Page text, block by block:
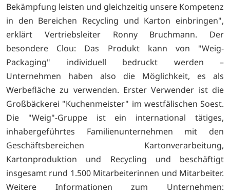
Bekämpfung leisten und gleichzeitig unsere Kompetenz
in den Bereichen Recycling und Karton einbringen",
erklärt Vertriebsleiter Ronny Bruchmann. Der
besondere Clou: Das Produkt kann von "Weig-
Packaging" individuell bedruckt werden –
Unternehmen haben also die Möglichkeit, es als
Werbefläche zu verwenden. Erster Verwender ist die
Großbäckerei "Kuchenmeister" im westfälischen Soest.
Die "Weig"-Gruppe ist ein international tätiges,
inhabergeführtes Familienunternehmen mit den
Geschäftsbereichen Kartonverarbeitung,
Kartonproduktion und Recycling und beschäftigt
insgesamt rund 1.500 Mitarbeiterinnen und Mitarbeiter.
Weitere Informationen zum Unternehmen: